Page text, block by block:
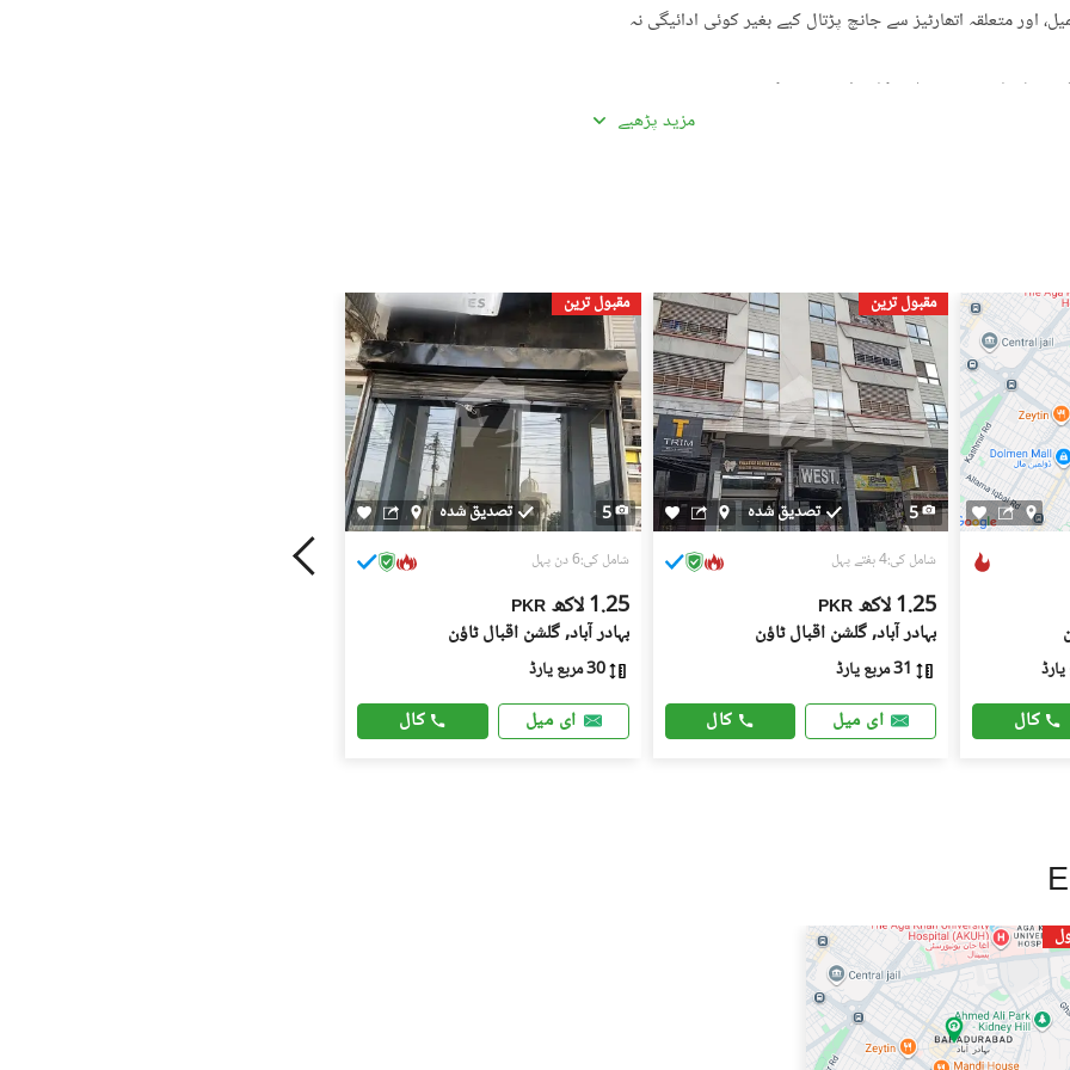
اور متعلقہ اتھارٹیز سے جانچ پڑتال کیے بغیر کوئی ادائیگی نہ
معلومات سے تفصیلات کا موازنہ ضرور کریں۔
اچھی لگیں۔ غیرمعمولی طور پر کم قیمتیں دھوکہ دہی کی
جائیداد پر کسی بھی قسم کی رکاوٹ یا تنازعے کی جانچ کریں۔
کسی قابل اعتماد شخص کو ساتھ لے جائیں۔
ذاتی یا مالی معلومات شیئر کرنے سے گریز کریں۔
کے لیے ذمہ دار نہیں ہے۔ تمام صارفین اپنے اشتہارات
خود ذمہ دار ہیں۔ کسی بھی معاہدے کو حتمی شکل دینے سے پہلے
اسٹیٹ ماہرین سے مشورہ حاصل کریں۔
مزید پڑھیے
مقبول ترین
5 تصدیق شدہ
شامل کی:6 دن پہل
PKR 1.25 لاکھ
بہادر آباد, گلشنِ اقبال ٹاؤن
30 مربع یارڈ
ای میل کال
مقبول ترین
5 تصدیق شدہ
شامل کی:4 ہفتے پہل
PKR 1.25 لاکھ
بہادر آباد, گلشنِ اقبال ٹاؤن
31 مربع یارڈ
ای میل کال کال